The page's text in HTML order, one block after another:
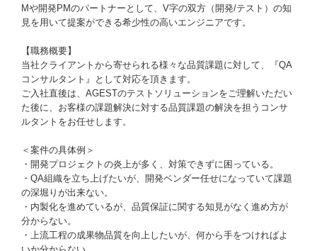
Mや開発PMのパートナーとして、V字の双方（開発/テスト）の知
見を用いて提案ができる希少性の高いエンジニアです。
【職務概要】
当社クライアントから寄せられる様々な品質課題に対して、『QA
コンサルタント』として対応を頂きます。
ご入社直後は、AGESTのテストソリューションをご理解いただい
た後に、お客様の課題解決に対する品質課題の解決を担うコンサ
ルタントをお任せします。
＜案件の具体例＞
・開発プロジェクトの炎上が多く、対策できずに困っている。
・QA組織を立ち上げたいが、開発ベンダー任せになっていて課題
の深堀りが出来ない。
・内製化を進めているが、品質保証に関する知見がなく進め方が
分からない。
・上流工程の成果物品質を向上したいが、何から手をつければよ